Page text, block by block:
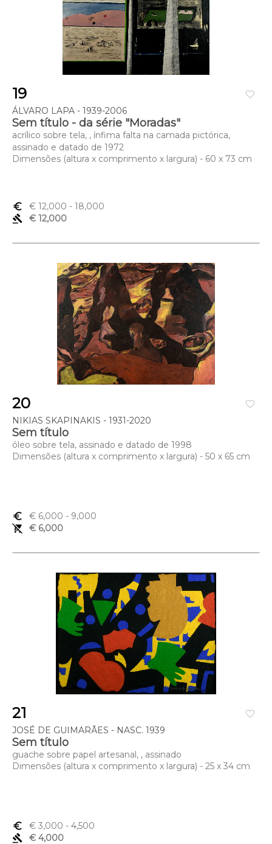
favorite_border
19
ÁLVARO LAPA - 1939-2006
Sem título - da série "Moradas"
acrílico sobre tela, , ínfima falta na camada pictórica,
assinado e datado de 1972
Dimensões (altura x comprimento x largura) - 60 x 73 cm
euro_symbol € 12,000 - 18,000
gavel
€ 12,000
favorite_border
20
NIKIAS SKAPINAKIS - 1931-2020
Sem título
óleo sobre tela, assinado e datado de 1998
Dimensões (altura x comprimento x largura) - 50 x 65 cm
euro_symbol € 6,000 - 9,000
remove_shopping_cart
€ 6,000
favorite_border
21
JOSÉ DE GUIMARÃES - NASC. 1939
Sem título
guache sobre papel artesanal, , assinado
Dimensões (altura x comprimento x largura) - 25 x 34 cm
euro_symbol € 3,000 - 4,500
gavel
€ 4,000